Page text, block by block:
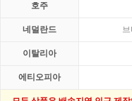
호주
네덜란드
이탈리아
에티오피아